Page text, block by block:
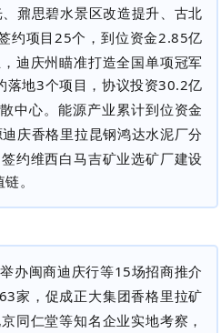
鼐思碧水景区改造提升、古北
约项目25个，到位资金2.85亿
迪庆州瞄准打造全国单项冠军
落地3个项目，协议投资30.2亿
中心。能源产业累计到位资金
庆香格里拉昆钢鸿达水泥厂分
约维西白马吉矿业选矿厂建设
。
办闽商迪庆行等15场招商推介
63家，促成正大集团香格里拉矿
同仁堂等知名企业实地考察，